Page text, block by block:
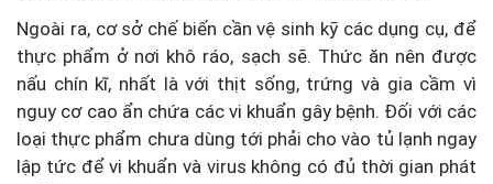
Ngoài ra, cơ sở chế biến cần vệ sinh kỹ các dụng cụ, để
thực phẩm ở nơi khô ráo, sạch sẽ. Thức ăn nên được
nấu chín kĩ, nhất là với thịt sống, trứng và gia cầm vì
nguy cơ cao ẩn chứa các vi khuẩn gây bệnh. Đối với các
loại thực phẩm chưa dùng tới phải cho vào tủ lạnh ngay
lập tức để vi khuẩn và virus không có đủ thời gian phát